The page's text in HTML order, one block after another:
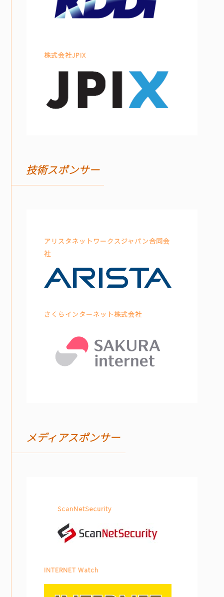
株式会社JPIX
技術スポンサー
アリスタネットワークスジャパン合同会
社
さくらインターネット株式会社
メディアスポンサー
ScanNetSecurity
INTERNET Watch